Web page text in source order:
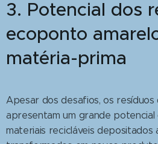
3. Potencial dos
ecoponto
matéria-prima
Apesar dos desafios, os
apresentam um grande potencial
materiais recicláveis depositados